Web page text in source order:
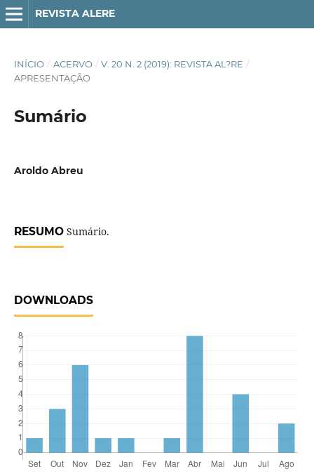
REVISTA ALERE
INÍCIO / ACERVO / V. 20 N. 2 (2019): REVISTA AL?RE /
APRESENTAÇÃO
Sumário
Aroldo Abreu
RESUMOSumário.
DOWNLOADS